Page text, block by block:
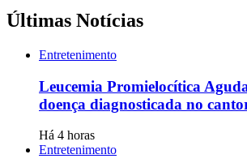
Últimas Notícias
Entretenimento
Leucemia Promielocítica
doença diagnosticada no
Há 4 horas
Entretenimento